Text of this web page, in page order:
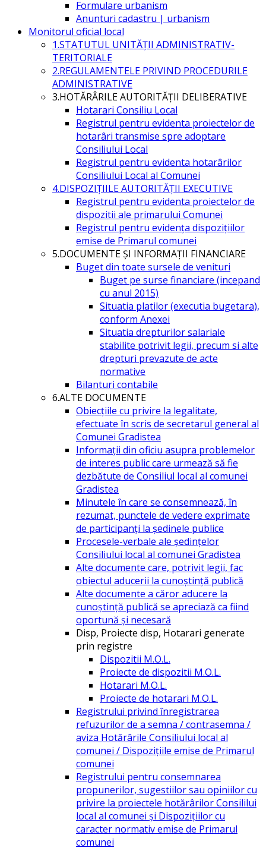
Formulare urbanism
Anunturi cadastru | urbanism
Monitorul oficial local
1.STATUTUL UNITĂŢII ADMINISTRATIV-
TERITORIALE
2.REGULAMENTELE PRIVIND PROCEDURILE
ADMINISTRATIVE
3.HOTĂRÂRILE AUTORITĂŢII DELIBERATIVE
Hotarari Consiliu Local
Registrul pentru evidenta proiectelor de
hotarâri transmise spre adoptare
Consiliului Local
Registrul pentru evidenta hotarârilor
Consiliului Local al Comunei
4.DISPOZIŢIILE AUTORITĂŢII EXECUTIVE
Registrul pentru evidenta proiectelor de
dispozitii ale primarului Comunei
Registrul pentru evidența dispozițiilor
emise de Primarul comunei
5.DOCUMENTE ŞI INFORMAŢII FINANCIARE
Buget din toate sursele de venituri
Buget pe surse financiare (incepand
cu anul 2015)
Situatia platilor (executia bugetara),
conform Anexei
Situatia drepturilor salariale
stabilite potrivit legii, precum si alte
drepturi prevazute de acte
normative
Bilanturi contabile
6.ALTE DOCUMENTE
Obiecțiile cu privire la legalitate,
efectuate în scris de secretarul general al
Comunei Gradistea
Informații din oficiu asupra problemelor
de interes public care urmează să fie
dezbătute de Consiliul local al comunei
Gradistea
Minutele în care se consemnează, în
rezumat, punctele de vedere exprimate
de participanți la ședinele publice
Procesele-verbale ale ședințelor
Consiliului local al comunei Gradistea
Alte documente care, potrivit legii, fac
obiectul aducerii la cunoștință publică
Alte documente a căror aducere la
cunoștință publică se apreciază ca fiind
oportună și necesară
Disp, Proiecte disp, Hotarari generate
prin registre
Dispozitii M.O.L.
Proiecte de dispozitii M.O.L.
Hotarari M.O.L.
Proiecte de hotarari M.O.L.
Registrului privind înregistrarea
refuzurilor de a semna / contrasemna /
aviza Hotărârile Consiliului local al
comunei / Dispozițiile emise de Primarul
comunei
Registrului pentru consemnarea
propunerilor, sugestiilor sau opiniilor cu
privire la proiectele hotărârilor Consililui
local al comunei și Dispozițiilor cu
caracter normativ emise de Primarul
comunei